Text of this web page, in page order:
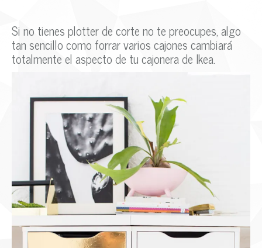
Si no tienes plotter de corte no te preocupes, algo
tan sencillo como forrar varios cajones cambiará
totalmente el aspecto de tu cajonera de Ikea.